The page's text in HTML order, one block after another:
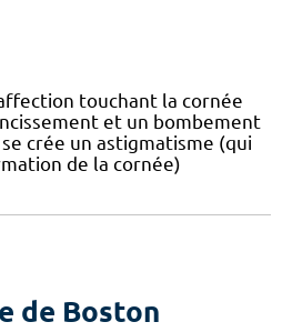
touchant la cornée
et un bombement
crée un astigmatisme (qui
de la cornée)
de Boston